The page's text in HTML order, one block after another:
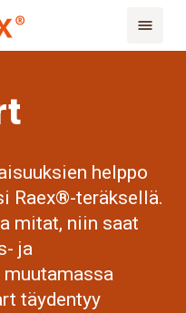
helppo
Raex®-teräksellä.
mitat, niin saat
ja
täydentyy